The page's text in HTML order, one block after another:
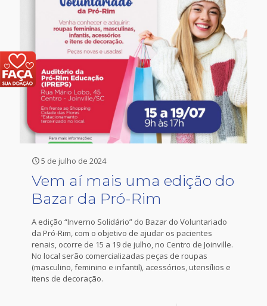
5 de julho de 2024
Vem aí mais uma edição do
Bazar da Pró-Rim
A edição “Inverno Solidário” do Bazar do Voluntariado
da Pró-Rim, com o objetivo de ajudar os pacientes
renais, ocorre de 15 a 19 de julho, no Centro de Joinville.
No local serão comercializadas peças de roupas
(masculino, feminino e infantil), acessórios, utensílios e
itens de decoração.